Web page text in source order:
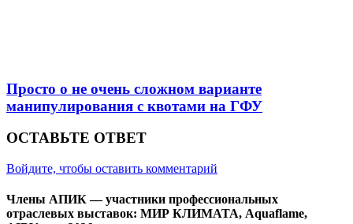
Просто о не очень сложном варианте
манипулирования с квотами на ГФУ
ОСТАВЬТЕ ОТВЕТ
Войдите, чтобы оставить комментарий
Члены АПИК — участники профессиональных
отраслевых выставок: МИР КЛИМАТА, Aquaflame,